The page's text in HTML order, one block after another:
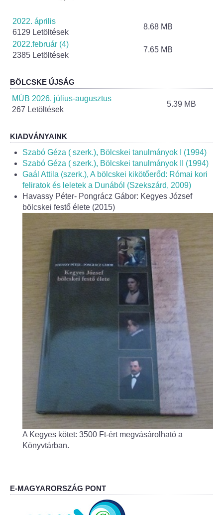
Szerződések
Helyi Esélyegyenlőség Program
Alapítványok
Helyi Építési Szabályzat
INTÉZMÉNYEK
Bölcskei Mesevár Óvoda és Bölcsőde
Óvodakert
Egészségügy
Háziorvos
Fogorvos
Védőnői szolgálat
Központi orvosi ügyelet
Alapszolgáltatási Központ
Kultúra
IKSZT - Integrált Közösségi és Szolgáltató Tér
Könyvtár
Rákóczi Mozi
2022. április
6129 Letöltések
8.68 MB
2022.február (4)
2385 Letöltések
7.65 MB
BÖLCSKE ÚJSÁG
MÚB 2026. július-augusztus
267 Letöltések
5.39 MB
KIADVÁNYAINK
Szabó Géza ( szerk.), Bölcskei tanulmányok I (1994)
Szabó Géza ( szerk.), Bölcskei tanulmányok II (1994)
Gaál Attila (szerk.), A bölcskei kikötőerőd: Római kori
feliratok és leletek a Dunából (Szekszárd, 2009)
Havassy Péter- Pongrácz Gábor: Kegyes József
bölcskei festő élete (2015)
A Kegyes kötet: 3500 Ft-ért megvásárolható a
Könyvtárban.
E-MAGYARORSZÁG PONT